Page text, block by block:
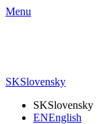
Menu
SKSlovensky
SKSlovensky
ENEnglish